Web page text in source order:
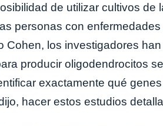
de utilizar cultivos de
personas con
Cohen, los investigadores
producir oligodendrocitos
exactamente qué
hacer estos estudios